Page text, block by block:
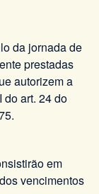
da jornada de
prestadas
autorizem a
do art. 24 do
em
vencimentos